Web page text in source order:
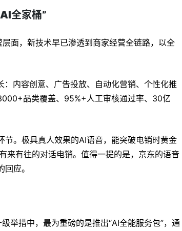
全家桶”
面，新技术早已渗透到商家经营全链路，以全
内容创意、广告投放、自动化营销、个性化推
品类覆盖、95%+人工审核通过率、30亿
。极具真人效果的AI语音，能突破电销时黄金
来有往的对话电销。值得一提的是，京东的语音
应。
举措中，最为重磅的是推出“AI全能服务包”，通